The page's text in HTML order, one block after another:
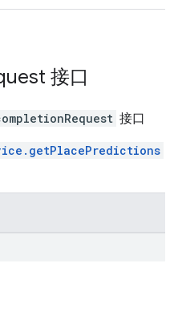
接口
接口